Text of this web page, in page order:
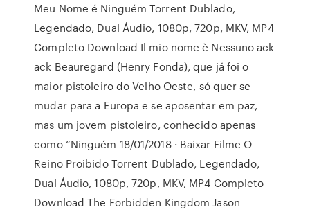
Meu Nome é Ninguém Torrent Dublado,
Legendado, Dual Áudio, 1080p, 720p, MKV, MP4
Completo Download Il mio nome è Nessuno ack
ack Beauregard (Henry Fonda), que já foi o
maior pistoleiro do Velho Oeste, só quer se
mudar para a Europa e se aposentar em paz,
mas um jovem pistoleiro, conhecido apenas
como “Ninguém 18/01/2018 · Baixar Filme O
Reino Proibido Torrent Dublado, Legendado,
Dual Áudio, 1080p, 720p, MKV, MP4 Completo
Download The Forbidden Kingdom Jason